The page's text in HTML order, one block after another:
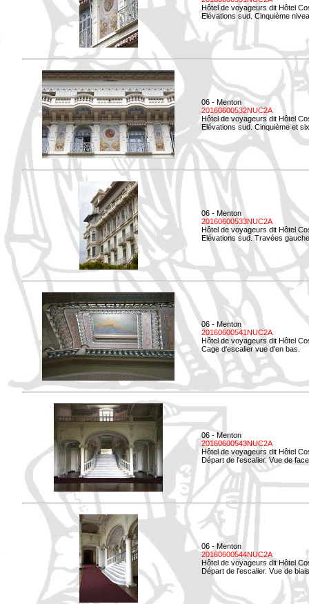
Hôtel de voyageurs dit Hôtel
Elévations sud. Cinquième
06 - Menton
20160600532NUC2A
Hôtel de voyageurs dit Hôtel
Elévations sud. Cinquième et
06 - Menton
20160600533NUC2A
Hôtel de voyageurs dit Hôtel
Elévations sud. Travées
06 - Menton
20160600541NUC2A
Hôtel de voyageurs dit Hôtel
Cage d'escalier vue d'en bas.
06 - Menton
20160600543NUC2A
Hôtel de voyageurs dit Hôtel
Départ de l'escalier. Vue de
06 - Menton
20160600544NUC2A
Hôtel de voyageurs dit Hôtel
Départ de l'escalier. Vue de